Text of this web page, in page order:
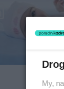
My,